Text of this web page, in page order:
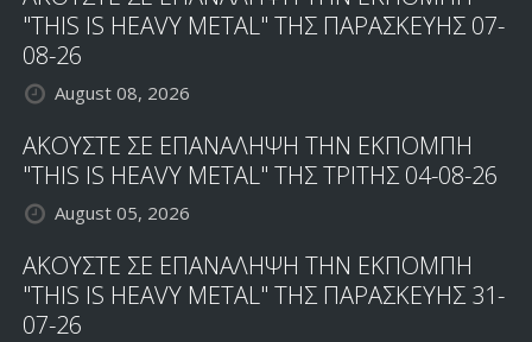
"THIS IS HEAVY METAL" ΤΗΣ ΠΑΡΑΣΚΕΥΗΣ 07-
08-26
August 08, 2026
ΑΚΟΥΣΤΕ ΣΕ ΕΠΑΝΑΛΗΨΗ ΤΗΝ ΕΚΠΟΜΠΗ
"THIS IS HEAVY METAL" ΤΗΣ ΤΡΙΤΗΣ 04-08-26
August 05, 2026
ΑΚΟΥΣΤΕ ΣΕ ΕΠΑΝΑΛΗΨΗ ΤΗΝ ΕΚΠΟΜΠΗ
"THIS IS HEAVY METAL" ΤΗΣ ΠΑΡΑΣΚΕΥΗΣ 31-
07-26